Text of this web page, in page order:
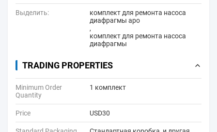
Выделить:
комплект для ремонта насоса
диафрагмы аро
,
комплект для ремонта насоса
диафрагмы
TRADING PROPERTIES
Minimum Order
Quantity
1 комплект
Price USD30